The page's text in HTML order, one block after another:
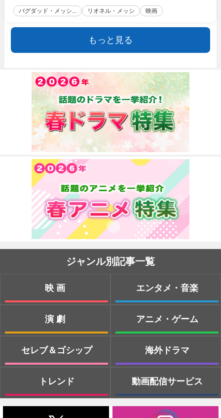
バグダッド・メッシ... リオネル・メッシ 映画
もっと見る
ジャンル別記事一覧
映画
演劇
セレブ＆ゴシップ
トレンド
エンタメ・音楽
アニメ・ゲーム
海外ドラマ
動画配信サービス